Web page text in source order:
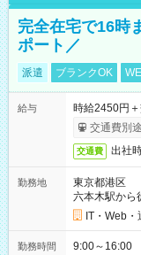
完全在宅で16時
ポート／
派遣 ブランクOK
給与
時給2450円
交通費別
交通費 出社
勤務地
東京都港区
六本木駅から
IT・Web・
勤務時間 9:00～16:00